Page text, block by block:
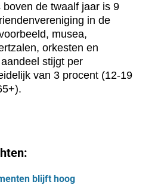
de twaalf jaar is 9
in de
musea,
orkesten en
stijgt per
van 3 procent (12-19
blijft hoog